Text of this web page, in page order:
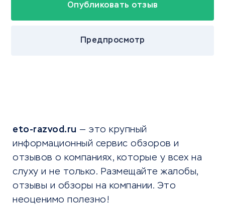
Предпросмотр
eto-razvod.ru — это крупный
информационный сервис обзоров и
отзывов о компаниях, которые у всех на
слуху и не только. Размещайте жалобы,
отзывы и обзоры на компании. Это
неоценимо полезно!